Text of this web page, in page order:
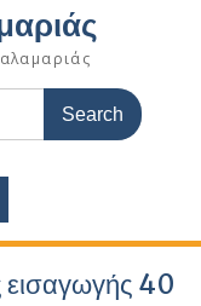
εισαγωγής 40